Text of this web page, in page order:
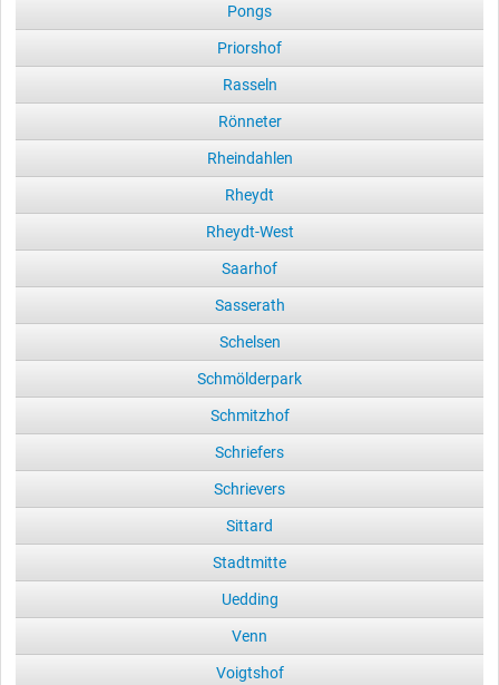
Pongs
Priorshof
Rasseln
Rönneter
Rheindahlen
Rheydt
Rheydt-West
Saarhof
Sasserath
Schelsen
Schmölderpark
Schmitzhof
Schriefers
Schrievers
Sittard
Stadtmitte
Uedding
Venn
Voigtshof